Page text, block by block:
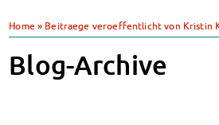
Mensa-FAQs
MensaFeedback
JoGo – Studibar + Eventspace
Mensa-FAQs
CampusCatering
Home » Beitraege veroeffentlicht von Kristin
Blog-Archive